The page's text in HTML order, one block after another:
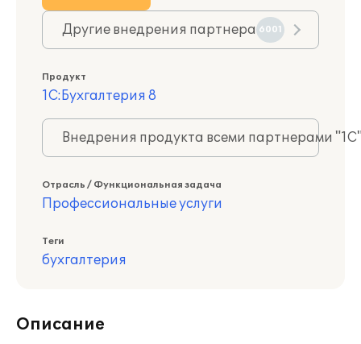
Другие внедрения партнера 6001
Продукт
1С:Бухгалтерия 8
Внедрения продукта всеми партнерами
Отрасль / Функциональная задача
Профессиональные услуги
Теги
бухгалтерия
Описание